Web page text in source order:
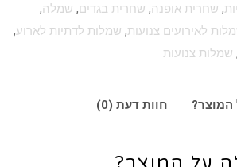
, שחרית אופנה, שחרית בגדים, שמלה,
לאירועים צנועות, שמלות לדתיות לארוע,
, שמלות צנועות
חוות דעת (0)
על המוצר?